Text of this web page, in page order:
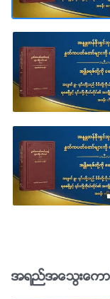
အရည္အေသြးေက